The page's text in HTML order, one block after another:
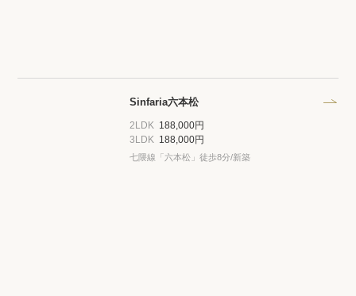
Sinfaria六本松
2LDK 188,000円
3LDK 188,000円
七隈線「六本松」徒歩8分/新築